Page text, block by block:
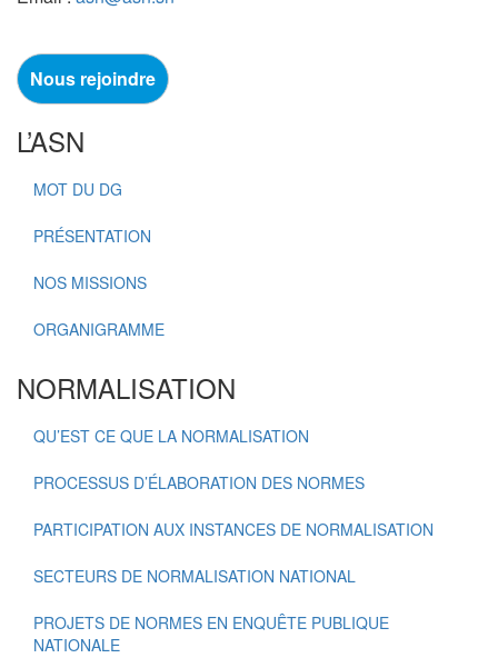
Nous rejoindre
L’ASN
MOT DU DG
PRÉSENTATION
NOS MISSIONS
ORGANIGRAMME
NORMALISATION
QU’EST CE QUE LA NORMALISATION
PROCESSUS D’ÉLABORATION DES NORMES
PARTICIPATION AUX INSTANCES DE NORMALISATION
SECTEURS DE NORMALISATION NATIONAL
PROJETS DE NORMES EN ENQUÊTE PUBLIQUE
NATIONALE